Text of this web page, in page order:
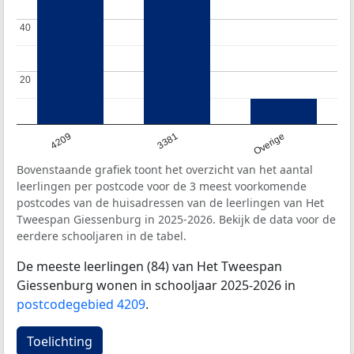
4209 3381 Overige
20
20
40
40
Bovenstaande grafiek toont het overzicht van het aantal
leerlingen per postcode voor de 3 meest voorkomende
postcodes van de huisadressen van de leerlingen van Het
Tweespan Giessenburg in 2025-2026. Bekijk de data voor de
eerdere schooljaren in de tabel.
De meeste leerlingen (84) van Het Tweespan
Giessenburg wonen in schooljaar 2025-2026 in
postcodegebied 4209.
Toelichting